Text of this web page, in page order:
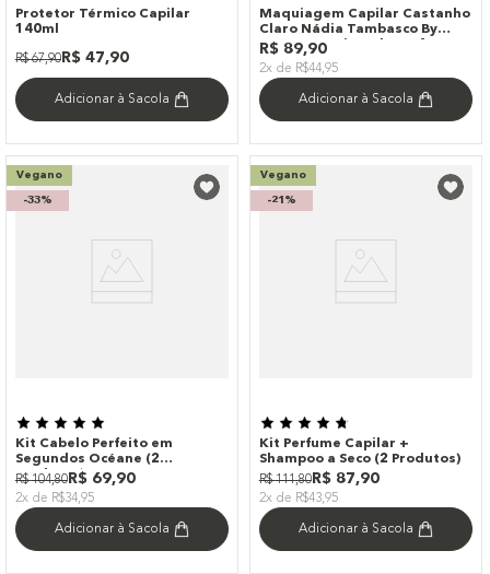
Protetor Térmico Capilar
140ml
R$ 67,90R$ 47,90
Adicionar à Sacola
Maquiagem Capilar Castanho
Claro Nádia Tambasco By
Océane - Hair Makeup 4g
R$ 89,90
2x de R$44,95
Adicionar à Sacola
Vegano
-33%
Kit Cabelo Perfeito em
Segundos Océane (2
Produtos)
R$ 104,80R$ 69,90
2x de R$34,95
Adicionar à Sacola
Vegano
-21%
Kit Perfume Capilar +
Shampoo a Seco (2 Produtos)
R$ 111,80R$ 87,90
2x de R$43,95
Adicionar à Sacola